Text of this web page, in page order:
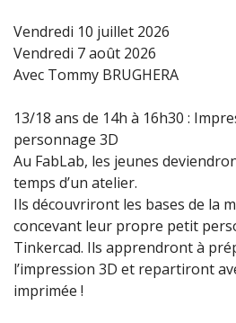
Vendredi 10 juillet 2026
Vendredi 7 août 2026
Avec Tommy BRUGHERA
13/18 ans de 14h à 16h30 :
personnage 3D
Au FabLab, les jeunes
temps d’un atelier.
Ils découvriront les bases de la
concevant leur propre petit
Tinkercad. Ils apprendront à
l’impression 3D et repartiront
imprimée !